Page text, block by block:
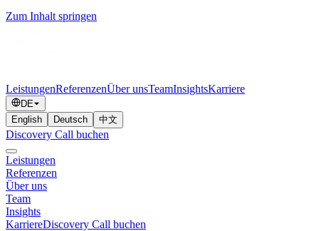
Zum Inhalt springen
LeistungenReferenzenÜber unsTeamInsightsKarriere
DE
English
Deutsch 中文
Discovery Call buchen
Leistungen
Referenzen
Über uns
Team
Insights
KarriereDiscovery Call buchen